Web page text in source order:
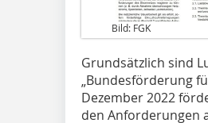
Bild: FGK
Grundsätzlich sind
„Bundesförderung
Dezember 2022
den Anforderungen